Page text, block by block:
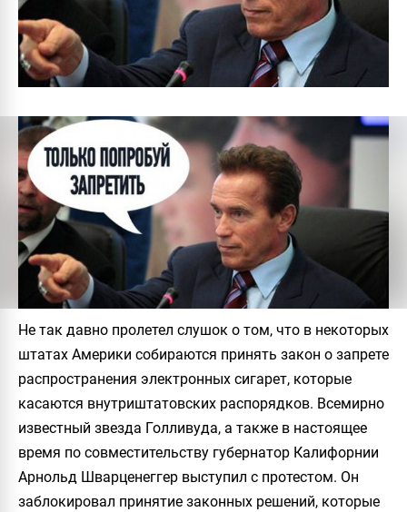
Не так давно пролетел слушок о том, что в некоторых
штатах Америки собираются принять закон о запрете
распространения электронных сигарет, которые
касаются внутриштатовских распорядков. Всемирно
известный звезда Голливуда, а также в настоящее
время по совместительству губернатор Калифорнии
Арнольд Шварценеггер выступил с протестом. Он
заблокировал принятие законных решений, которые